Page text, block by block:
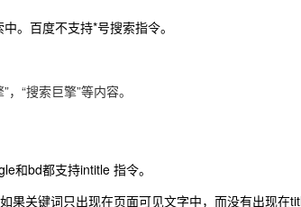
。百度不支持*号搜索指令。
“搜索巨擎”等内容。
和bd都支持intitle 指令。
果关键词只出现在页面可见文字中，而没有出现在